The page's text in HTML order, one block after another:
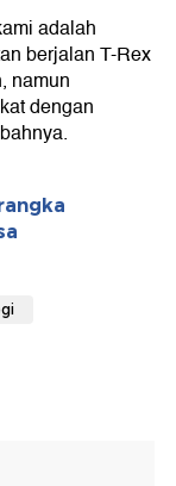
adalah
berjalan T-Rex
namun
dengan